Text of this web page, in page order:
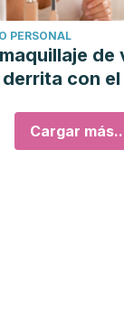
PERSONAL
de
con
Cargar